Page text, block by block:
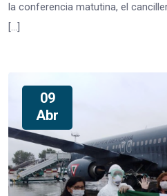
la conferencia matutina, el
[…]
09
Abr